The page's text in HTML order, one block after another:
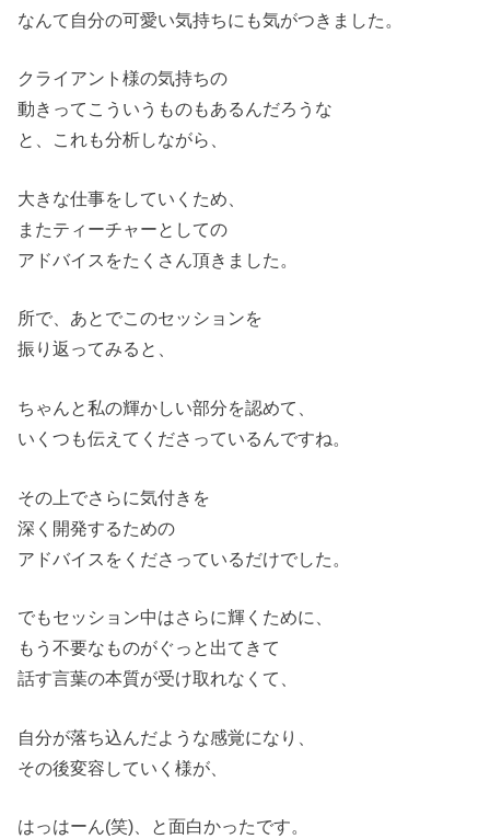
なんて自分の可愛い気持ちにも気がつきました。
クライアント様の気持ちの
動きってこういうものもあるんだろうな
と、これも分析しながら、
大きな仕事をしていくため、
またティーチャーとしての
アドバイスをたくさん頂きました。
所で、あとでこのセッションを
振り返ってみると、
ちゃんと私の輝かしい部分を認めて、
いくつも伝えてくださっているんですね。
その上でさらに気付きを
深く開発するための
アドバイスをくださっているだけでした。
でもセッション中はさらに輝くために、
もう不要なものがぐっと出てきて
話す言葉の本質が受け取れなくて、
自分が落ち込んだような感覚になり、
その後変容していく様が、
はっはーん(笑)、と面白かったです。